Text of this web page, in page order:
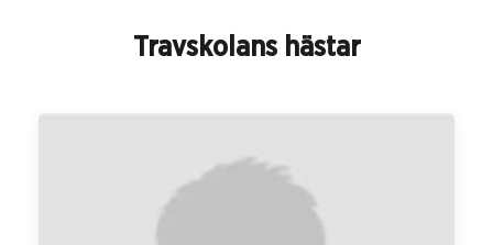
Travskolans hästar